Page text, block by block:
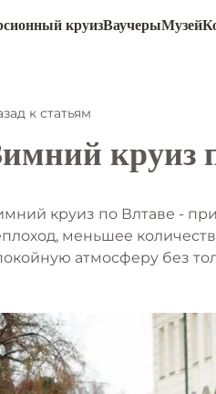
круизВаучерыМузей
к статьям
круиз
круиз по Влтаве -
меньшее
атмосферу без